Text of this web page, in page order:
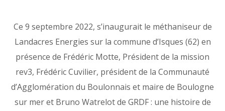
Ce 9 septembre 2022, s’inaugurait le méthaniseur de
Landacres Energies sur la commune d’Isques (62) en
présence de Frédéric Motte, Président de la mission
rev3, Frédéric Cuvilier, président de la Communauté
d’Agglomération du Boulonnais et maire de Boulogne
sur mer et Bruno Watrelot de GRDF : une histoire de